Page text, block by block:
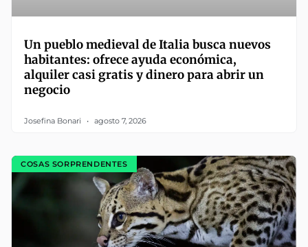
Un pueblo medieval de Italia busca nuevos
habitantes: ofrece ayuda económica,
alquiler casi gratis y dinero para abrir un
negocio
Josefina Bonari agosto 7, 2026
COSAS SORPRENDENTES